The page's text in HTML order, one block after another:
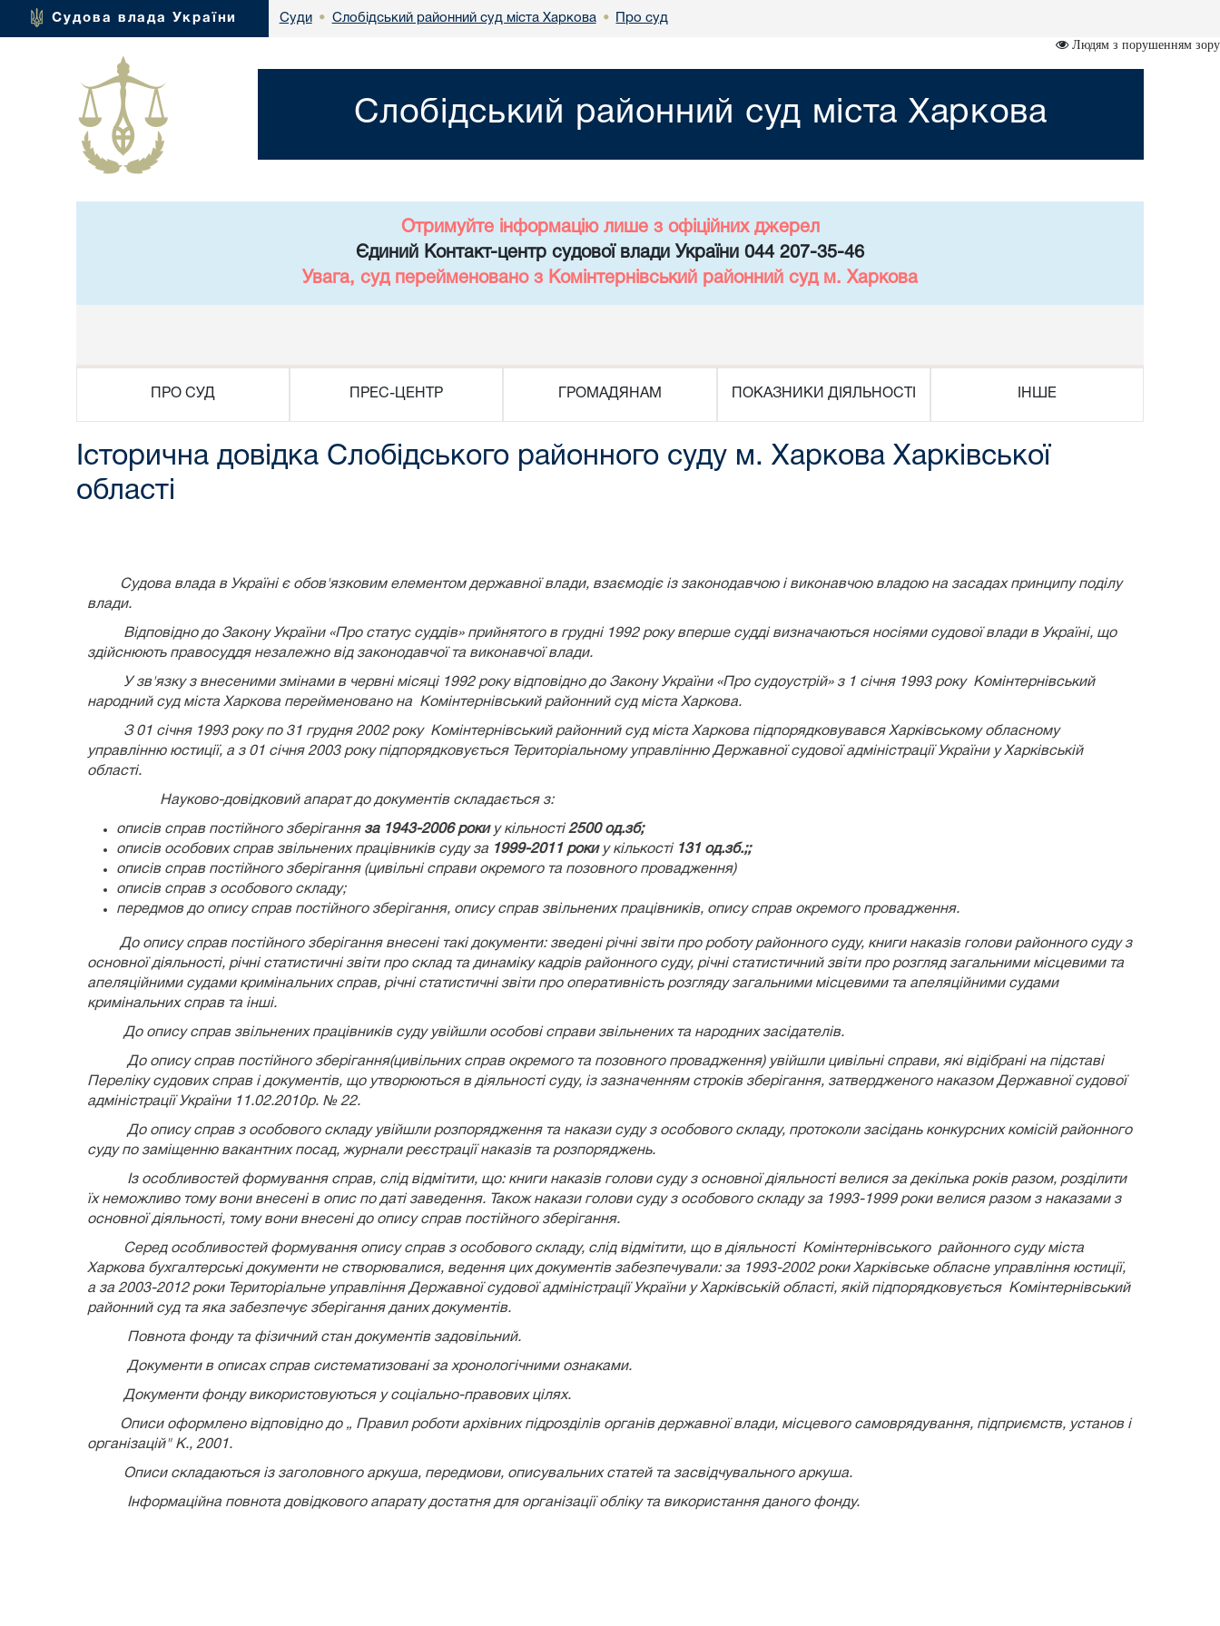
Судова влада України Суди • Слобідський районний суд міста Харкова • Про суд
Людям з порушенням зору
Слобідський районний суд міста Харкова
Отримуйте інформацію лише з офіційних джерел
Єдиний Контакт-центр судової влади України 044 207-35-46
Увага, суд перейменовано з Комінтернівський районний суд м. Харкова
ПРО СУД ПРЕС-ЦЕНТР ГРОМАДЯНАМ ПОКАЗНИКИ ДІЯЛЬНОСТІ ІНШЕ
Історична довідка Слобідського районного суду м. Харкова Харківської
області
Судова влада в Україні є обов'язковим елементом державної влади, взаємодіє із законодавчою і виконавчою владою на засадах принципу поділу
влади.
Відповідно до Закону України «Про статус суддів» прийнятого в грудні 1992 року вперше судді визначаються носіями судової влади в Україні, що
здійснюють правосуддя незалежно від законодавчої та виконавчої влади.
У зв'язку з внесеними змінами в червні місяці 1992 року відповідно до Закону України «Про судоустрій» з 1 січня 1993 року Комінтернівський
народний суд міста Харкова перейменовано на
Комінтернівський районний суд міста Харкова.
З 01 січня 1993 року по 31 грудня 2002 року Комінтернівськийрайонний суд міста Харкова підпорядковувався Харківському обласному
управлінню юстиції, а з 01 січня 2003 року підпорядковується Територіальному управлінню Державної судової адміністрації України у Харківській
області.
Науково-довідковий апарат до документів складається з:
описів справ постійного зберігання за 1943-2006рокиу кільності 2500 од.зб;
описів особових справ звільнених працівників суду за 1999-2011 рокиу кількості 131 од.зб.;;
описів справ постійного зберігання (цивільні справи окремого та позовного провадження)
описів справ з особового складу;
передмов до опису справ постійного зберігання, опису справ звільнених працівників, опису справ окремого провадження.
До опису справ постійного зберігання внесені такі документи: зведені річні звіти про роботу районного суду, книги наказів голови районного суду з
основної діяльності, річні статистичні звіти про склад та динаміку кадрів районного суду, річні статистичний звіти про розгляд загальними місцевими та
апеляційними судами кримінальних справ, річні статистичні звіти про оперативність розгляду загальними місцевими та апеляційними судами
кримінальних справ та інші.
До опису справ звільнених працівників суду увійшли особові справи звільнених та народних засідателів.
До опису справ постійного зберігання(цивільних справ окремого та позовного провадження) увійшли цивільні справи, які відібрані на підставі
Переліку судових справ і документів, що утворюються в діяльності суду, із зазначенням строків зберігання, затвердженого наказом Державної судової
адміністрації України 11.02.2010р. № 22.
До опису справ з особового складу увійшли розпорядження та накази суду з особового складу, протоколи засідань конкурсних комісій районного
суду по заміщенню вакантних посад, журнали реєстрації наказів та розпоряджень.
Із особливостей формування справ, слід відмітити, що: книги наказів голови суду з основної діяльності велися за декілька років разом, розділити
їх неможливо тому вони внесені в опис по даті заведення. Також накази голови суду з особового складу за 1993-1999 роки велися разом з наказами з
основної діяльності, тому вони внесені до опису справ постійного зберігання.
Серед особливостей формування опису справ з особового складу, слід відмітити, що в діяльності Комінтернівського районного суду міста
Харкова бухгалтерські документи не створювалися, ведення цих документів забезпечували: за 1993-2002 роки Харківське обласне управління юстиції,
а за 2003-2012 роки Територіальне управління Державної судової адміністрації України у Харківській області, якій підпорядковується Комінтернівський
районний суд та яка забезпечує зберігання даних документів.
Повнота фонду та фізичний стан документів задовільний.
Документи в описах справ систематизовані за хронологічними ознаками.
Документи фонду використовуються у соціально-правових цілях.
Описи оформлено відповідно до „ Правил роботи архівних підрозділів органів державної влади, місцевого самоврядування, підприємств, установ і
організацій" К., 2001.
Описи складаються із заголовного аркуша, передмови, описувальних статей та засвідчувального аркуша.
Інформаційна повнота довідкового апарату достатня для організації обліку та використання даного фонду.